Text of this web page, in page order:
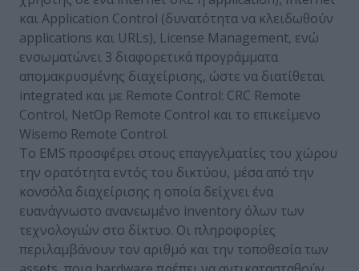
και Application Control (δυνατότητα να κλειδωθούν
applications και URLs), License Management, ενώ
ενσωματώνει 3 διαφορετικά προγράμματα
απομακρυσμένης διαχείρισης, ώστε να διατίθεται
integrated και με Remote Control: CRC Remote
Control, NetOp Remote Control και το επικείμενο
Wisemo Remote Control.
Το EMS προσφέρει στους επαγγελματίες του χώρου
την ορατότητα εντός του δικτύου, μέσα από την
κονσόλα διαχείρισης η οποία δείχνει ένα
ευανάγνωστο ανανεωμένο inventory όλων των
τεχνολογιών στο δίκτυο. Οι πληροφορίες
περιλαμβάνουν τον αριθμό και την τοποθεσία των